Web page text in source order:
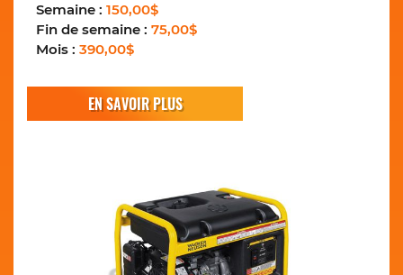
Semaine : 150,00$
Fin de semaine : 75,00$
Mois : 390,00$
EN SAVOIR PLUS